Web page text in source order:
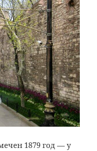
1879 год — у